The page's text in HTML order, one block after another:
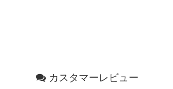
カスタマーレビュー